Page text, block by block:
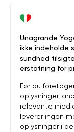
Unagrande
ikke indeholde
sundhed
erstatning for
Før du
oplysninger,
relevante
leverer ingen
oplysninger i